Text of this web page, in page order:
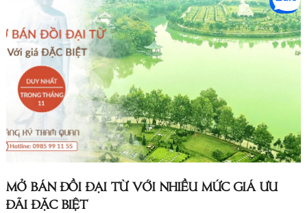
MỞ BÁN ĐỒI ĐẠI TỪ VỚI NHIỀU MỨC GIÁ ƯU
ĐÃI ĐẶC BIỆT